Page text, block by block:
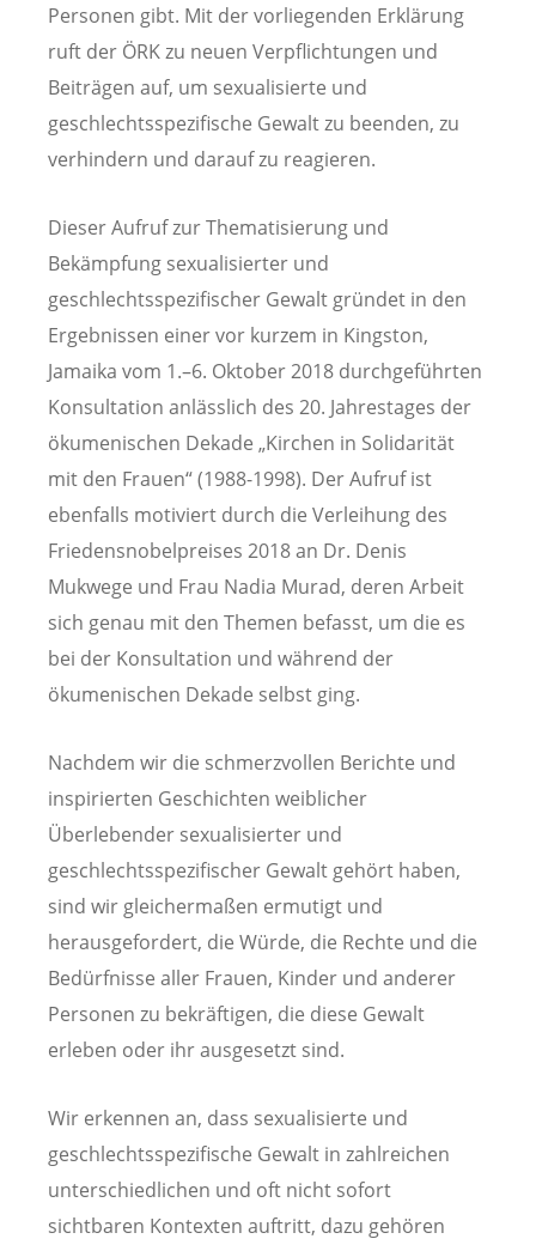
Personen gibt. Mit der vorliegenden Erklärung
ruft der ÖRK zu neuen Verpflichtungen und
Beiträgen auf, um sexualisierte und
geschlechtsspezifische Gewalt zu beenden, zu
verhindern und darauf zu reagieren.
Dieser Aufruf zur Thematisierung und
Bekämpfung sexualisierter und
geschlechtsspezifischer Gewalt gründet in den
Ergebnissen einer vor kurzem in Kingston,
Jamaika vom 1.–6. Oktober 2018 durchgeführten
Konsultation anlässlich des 20. Jahrestages der
ökumenischen Dekade „Kirchen in Solidarität
mit den Frauen“ (1988-1998). Der Aufruf ist
ebenfalls motiviert durch die Verleihung des
Friedensnobelpreises 2018 an Dr. Denis
Mukwege und Frau Nadia Murad, deren Arbeit
sich genau mit den Themen befasst, um die es
bei der Konsultation und während der
ökumenischen Dekade selbst ging.
Nachdem wir die schmerzvollen Berichte und
inspirierten Geschichten weiblicher
Überlebender sexualisierter und
geschlechtsspezifischer Gewalt gehört haben,
sind wir gleichermaßen ermutigt und
herausgefordert, die Würde, die Rechte und die
Bedürfnisse aller Frauen, Kinder und anderer
Personen zu bekräftigen, die diese Gewalt
erleben oder ihr ausgesetzt sind.
Wir erkennen an, dass sexualisierte und
geschlechtsspezifische Gewalt in zahlreichen
unterschiedlichen und oft nicht sofort
sichtbaren Kontexten auftritt, dazu gehören